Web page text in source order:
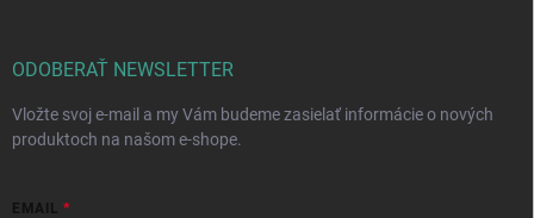
ODOBERAŤ NEWSLETTER
Vložte svoj e-mail a my Vám budeme zasielať informácie o nových
produktoch na našom e-shope.
EMAIL